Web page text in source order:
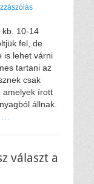
kb. 10-14
fel, de
is lehet várni
tartani az
csak
amelyek írott
állnak.
…
választ a